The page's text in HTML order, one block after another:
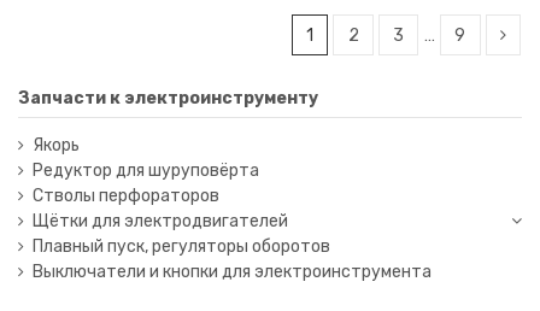
1 2 3 … 9
Запчасти к электроинструменту
Якорь
Редуктор для шуруповёрта
Стволы перфораторов
Щётки для электродвигателей
Плавный пуск, регуляторы оборотов
Выключатели и кнопки для электроинструмента